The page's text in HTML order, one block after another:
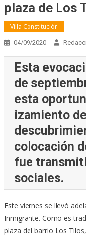
plaza de Los
Villa Constitución
04/09/2020
Esta
de
esta
izamiento
colocación
fue
sociales.
Este viernes se llevó
Inmigrante. Como es
plaza del barrio Los